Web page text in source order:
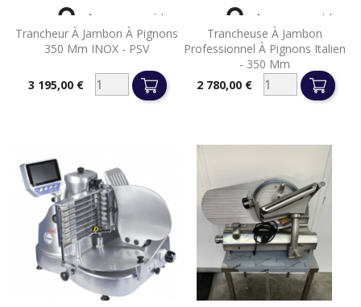
Trancheur À Jambon À Pignons
350 Mm INOX - PSV
Prix3 195,00 €
 Aperçu rapide
Trancheuse À Jambon
Professionnel À Pignons Italien
- 350 Mm
Prix2 780,00 €
 Aperçu rapide